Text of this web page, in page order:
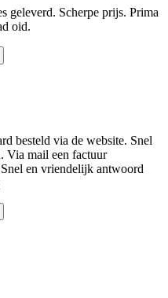
geleverd. Scherpe prijs. Prima
oid.
besteld via de website. Snel
Via mail een factuur
en vriendelijk antwoord